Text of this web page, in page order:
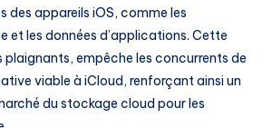
des appareils iOS, comme les
et les données d’applications. Cette
plaignants, empêche les concurrents de
viable à iCloud, renforçant ainsi un
du stockage cloud pour les